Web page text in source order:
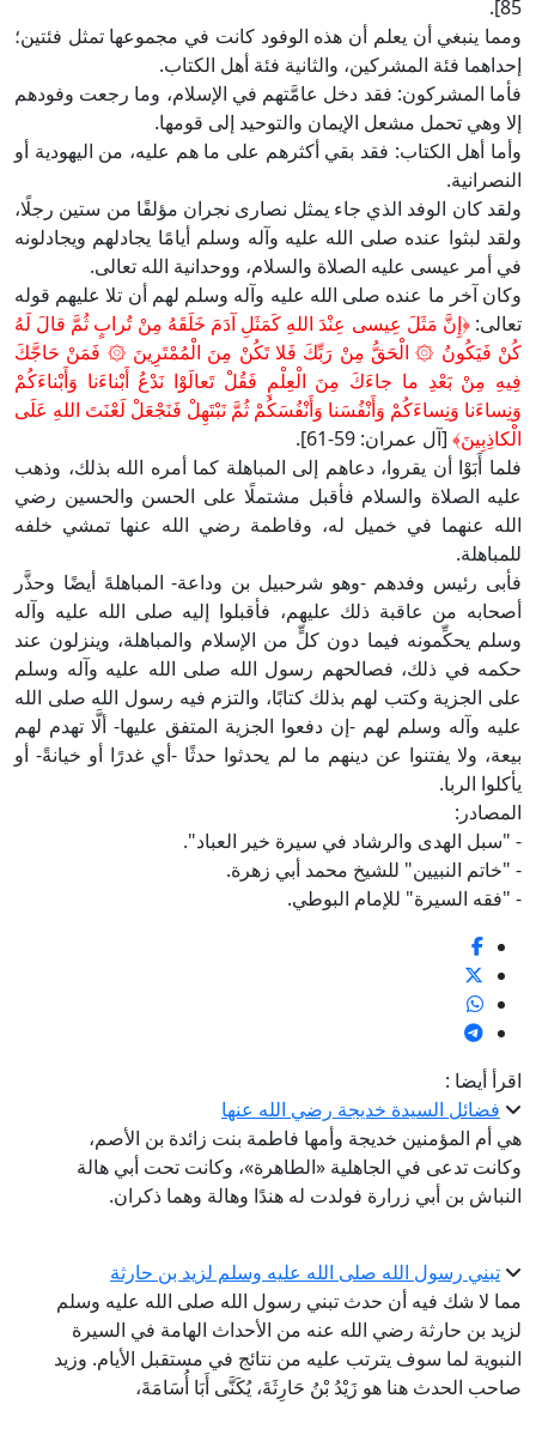
85].
ومما ينبغي أن يعلم أن هذه الوفود كانت في مجموعها تمثل فئتين؛
إحداهما فئة المشركين، والثانية فئة أهل الكتاب.
فأما المشركون: فقد دخل عامَّتهم في الإسلام، وما رجعت وفودهم
إلا وهي تحمل مشعل الإيمان والتوحيد إلى قومها.
وأما أهل الكتاب: فقد بقي أكثرهم على ما هم عليه، من اليهودية أو
النصرانية.
ولقد كان الوفد الذي جاء يمثل نصارى نجران مؤلفًا من ستين رجلًا،
ولقد لبثوا عنده صلى الله عليه وآله وسلم أيامًا يجادلهم ويجادلونه
في أمر عيسى عليه الصلاة والسلام، ووحدانية الله تعالى.
وكان آخر ما عنده صلى الله عليه وآله وسلم لهم أن تلا عليهم قوله
تعالى: ﴿إِنَّ مَثَلَ عِيسى عِنْدَ اللهِ كَمَثَلِ آدَمَ خَلَقَهُ مِنْ تُرابٍ ثُمَّ قالَ لَهُ
كُنْ فَيَكُونُ ۞ الْحَقُّ مِنْ رَبِّكَ فَلا تَكُنْ مِنَ الْمُمْتَرِينَ ۞ فَمَنْ حَاجَّكَ
فِيهِ مِنْ بَعْدِ ما جاءَكَ مِنَ الْعِلْمِ فَقُلْ تَعالَوْا نَدْعُ أَبْناءَنا وَأَبْناءَكُمْ
وَنِساءَنا وَنِساءَكُمْ وَأَنْفُسَنا وَأَنْفُسَكُمْ ثُمَّ نَبْتَهِلْ فَنَجْعَلْ لَعْنَتَ اللهِ عَلَى
الْكاذِبِينَ﴾ [آل عمران: 59-61].
فلما أَبَوْا أن يقروا، دعاهم إلى المباهلة كما أمره الله بذلك، وذهب
عليه الصلاة والسلام فأقبل مشتملًا على الحسن والحسين رضي
الله عنهما في خميل له، وفاطمة رضي الله عنها تمشي خلفه
للمباهلة.
فأبى رئيس وفدهم -وهو شرحبيل بن وداعة- المباهلةَ أيضًا وحذَّر
أصحابه من عاقبة ذلك عليهم، فأقبلوا إليه صلى الله عليه وآله
وسلم يحكِّمونه فيما دون كلٍّ من الإسلام والمباهلة، وينزلون عند
حكمه في ذلك، فصالحهم رسول الله صلى الله عليه وآله وسلم
على الجزية وكتب لهم بذلك كتابًا، والتزم فيه رسول الله صلى الله
عليه وآله وسلم لهم -إن دفعوا الجزية المتفق عليها- ألَّا تهدم لهم
بيعة، ولا يفتنوا عن دينهم ما لم يحدثوا حدثًا -أي غدرًا أو خيانةً- أو
يأكلوا الربا.
المصادر:
- "سبل الهدى والرشاد في سيرة خير العباد".
- "خاتم النبيين" للشيخ محمد أبي زهرة.
- "فقه السيرة" للإمام البوطي.
اقرأ أيضا :
فضائل السيدة خديجة رضي الله عنها
هي أم المؤمنين خديجة وأمها فاطمة بنت زائدة بن الأصم،
وكانت تدعى في الجاهلية «الطاهرة»، وكانت تحت أبي هالة
النباش بن أبي زرارة فولدت له هندًا وهالة وهما ذكران.
تبني رسول الله صلى الله عليه وسلم لزيد بن حارثة
مما لا شك فيه أن حدث تبني رسول الله صلى الله عليه وسلم
لزيد بن حارثة رضي الله عنه من الأحداث الهامة في السيرة
النبوية لما سوف يترتب عليه من نتائج في مستقبل الأيام. وزيد
صاحب الحدث هنا هو زَيْدُ بْنُ حَارِثَةَ، يُكَنَّى أَبَا أُسَامَةَ،